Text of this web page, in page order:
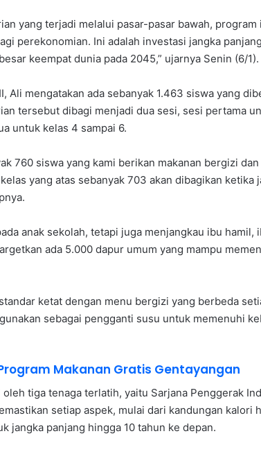
yang terjadi melalui pasar-pasar bawah, program
perekonomian. Ini adalah investasi jangka
keempat dunia pada 2045,” ujarnya Senin (6/1).
Ali mengatakan ada sebanyak 1.463 siswa yang
tersebut dibagi menjadi dua sesi, sesi pertama
untuk kelas 4 sampai 6.
760 siswa yang kami berikan makanan bergizi
yang atas sebanyak 703 akan dibagikan ketika
anak sekolah, tetapi juga menjangkau ibu hamil,
ada 5.000 dapur umum yang mampu
ketat dengan menu bergizi yang berbeda
sebagai pengganti susu untuk memenuhi
Makanan Gratis Gentayangan
tiga tenaga terlatih, yaitu Sarjana Penggerak
setiap aspek, mulai dari kandungan kalori
jangka panjang hingga 10 tahun ke depan.